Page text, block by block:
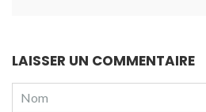
LAISSER UN COMMENTAIRE